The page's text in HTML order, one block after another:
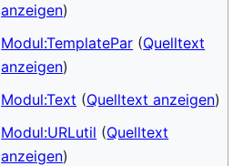
anzeigen)
Modul:TemplatePar (Quelltext
anzeigen)
Modul:Text (Quelltext anzeigen)
Modul:URLutil (Quelltext
anzeigen)